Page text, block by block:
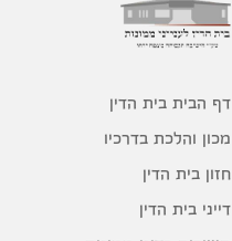
דף הבית בית הדין
מכון והלכת בדרכיו
חזון בית הדין
דייני בית הדין